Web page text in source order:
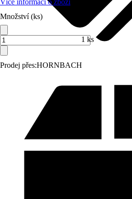
Prodej přes:HORNBACH
Více informací o zboží
Množství (ks)
1 ks